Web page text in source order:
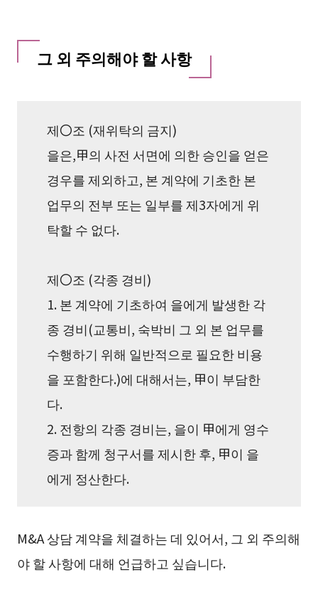
그 외 주의해야 할 사항
제〇조 (재위탁의 금지)
을은,甲의 사전 서면에 의한 승인을 얻은
경우를 제외하고, 본 계약에 기초한 본
업무의 전부 또는 일부를 제3자에게 위
탁할 수 없다.
제〇조 (각종 경비)
1. 본 계약에 기초하여 을에게 발생한 각
종 경비(교통비, 숙박비 그 외 본 업무를
수행하기 위해 일반적으로 필요한 비용
을 포함한다.)에 대해서는, 甲이 부담한
다.
2. 전항의 각종 경비는, 을이 甲에게 영수
증과 함께 청구서를 제시한 후, 甲이 을
에게 정산한다.
M&A 상담 계약을 체결하는 데 있어서, 그 외 주의해
야 할 사항에 대해 언급하고 싶습니다.